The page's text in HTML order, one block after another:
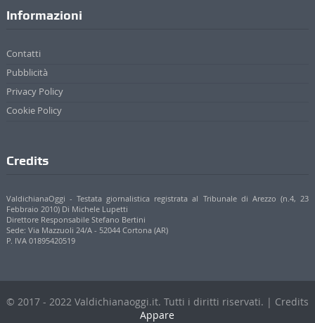
Informazioni
Contatti
Pubblicità
Privacy Policy
Cookie Policy
Credits
ValdichianaOggi - Testata giornalistica registrata al Tribunale di Arezzo (n.4, 23
Febbraio 2010) Di Michele Lupetti
Direttore Responsabile Stefano Bertini
Sede: Via Mazzuoli 24/A - 52044 Cortona (AR)
P. IVA 01895420519
© 2017 - 2022 Valdichianaoggi.it. Tutti i diritti riservati. | Credits
Appare